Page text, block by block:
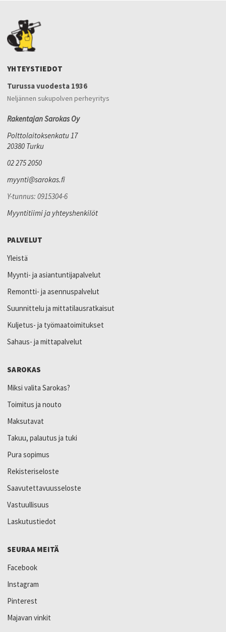
YHTEYSTIEDOT
Turussa vuodesta 1936
Neljännen sukupolven perheyritys
Rakentajan Sarokas Oy
Polttolaitoksenkatu 17
20380 Turku
02 275 2050
myynti@sarokas.fi
Y-tunnus: 0915304-6
Myyntitiimi ja yhteyshenkilöt
PALVELUT
Yleistä
Myynti- ja asiantuntijapalvelut
Remontti- ja asennuspalvelut
Suunnittelu ja mittatilausratkaisut
Kuljetus- ja työmaatoimitukset
Sahaus- ja mittapalvelut
SAROKAS
Miksi valita Sarokas?
Toimitus ja nouto
Maksutavat
Takuu, palautus ja tuki
Pura sopimus
Rekisteriseloste
Saavutettavuusseloste
Vastuullisuus
Laskutustiedot
SEURAA MEITÄ
Facebook
Instagram
Pinterest
Majavan vinkit